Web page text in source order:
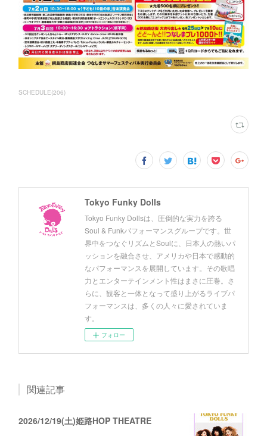
SCHEDULE(206)
Tokyo Funky Dolls
Tokyo Funky Dollsは、圧倒的な実力を誇る
Soul & Funkパフォーマンスグループです。世
界中をつなぐリズムとSoulに、日本人の熱いパ
ッションを融合させ、アメリカや日本で感動的
なパフォーマンスを展開しています。その歌唱
力とエンターテインメント性はまさに圧巻。さ
らに、観客と一体となって盛り上がるライブパ
フォーマンスは、多くの人々に愛されていま
す。
フォロー
関連記事
2026/12/19(土)姫路HOP THEATRE